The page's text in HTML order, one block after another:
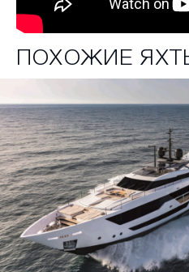
Раковина в кокпите
водой (причальная
Скрытое освещение
передней обеденной
Шторы для навесов
проходах с двух
Цилиндрические
Палуба с тиком
Швартовые канаты
Разъем для забора
корме
ПОХОЖИЕ